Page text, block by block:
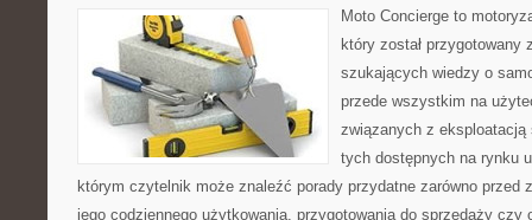
Moto Concierge to
który został przygotowany
szukających wiedzy o
przede wszystkim na
związanych z eksploatacją
tych dostępnych na rynku
którym czytelnik może znaleźć porady przydatne zarówno przed
jego codziennego użytkowania, przygotowania do sprzedaży czy